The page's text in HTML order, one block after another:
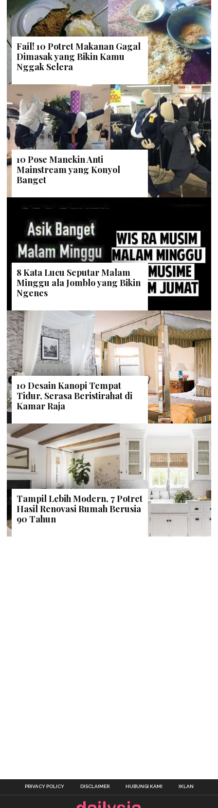
Fail! 10 Potret Makanan Gagal
Dimasak yang Bikin Kamu
Nggak Selera
10 Pose Manekin Anti
Mainstream yang Konyol
Banget
8 Kata Lucu Seputar Malam
Minggu ala Jomblo yang Bikin
Ngenes
10 Desain Kanopi Tempat
Tidur, Serasa Beristirahat di
Kamar Raja
Tampil Lebih Modern, 7 Potret
Hasil Renovasi Rumah Berusia
90 Tahun
PRIVACY POLICY DISCLAIMER HUBUNGI KAMI IKLAN